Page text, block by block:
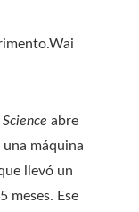
Wai
Science abre
máquina
llevó un
meses. Ese